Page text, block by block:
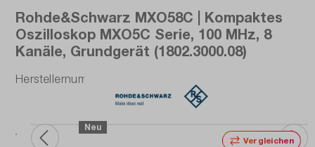
Rohde&Schwarz MXO58C | Kompaktes
Oszilloskop MXO5C Serie, 100 MHz, 8
Kanäle, Grundgerät (1802.3000.08)
Herstellernummer: 1802.3000.08
Neu
Vergleichen